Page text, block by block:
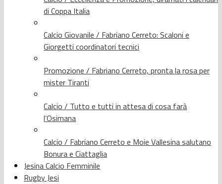
di Coppa Italia
Calcio Giovanile / Fabriano Cerreto: Scaloni e
Giorgetti coordinatori tecnici
Promozione / Fabriano Cerreto, pronta la rosa per
mister Tiranti
Calcio / Tutto e tutti in attesa di cosa farà
l’Osimana
Calcio / Fabriano Cerreto e Moie Vallesina salutano
Bonura e Ciattaglia
Jesina Calcio Femminile
Rugby Jesi